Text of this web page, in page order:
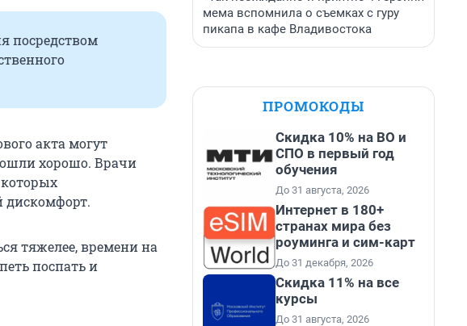
посредством
акта могут
хорошо. Врачи
тяжелее, времени на
поспать и
мема вспомнила о съемках с гуру
пикапа в кафе Владивостока
ПРОМОКОДЫ
Скидка 10% на ВО и
СПО в первый год
обучения
До 31 августа, 2026
Интернет в 180+
странах мира без
роуминга и сим-карт
До 31 декабря, 2026
Скидка 11% на все
курсы
До 31 августа, 2026